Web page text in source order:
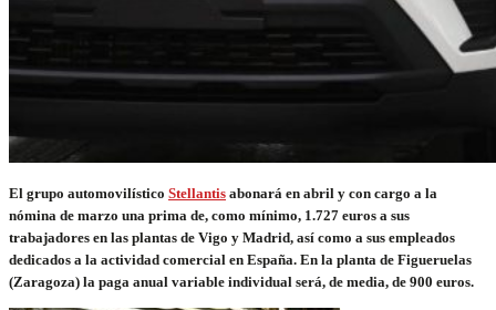
El grupo automovilístico Stellantis abonará en abril y con cargo a la
nómina de marzo una prima de, como mínimo, 1.727 euros a sus
trabajadores en las plantas de Vigo y Madrid, así como a sus empleados
dedicados a la actividad comercial en España. En la planta de Figueruelas
(Zaragoza) la paga anual variable individual será, de media, de 900 euros.